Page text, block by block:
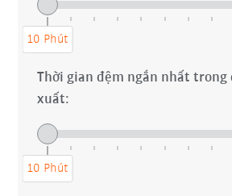
10 Phút
10
Thời gian đệm ngắn nhất
xuất:
10 Phút
10